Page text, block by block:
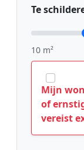
Te
10 m²
Mijn
of
vereist